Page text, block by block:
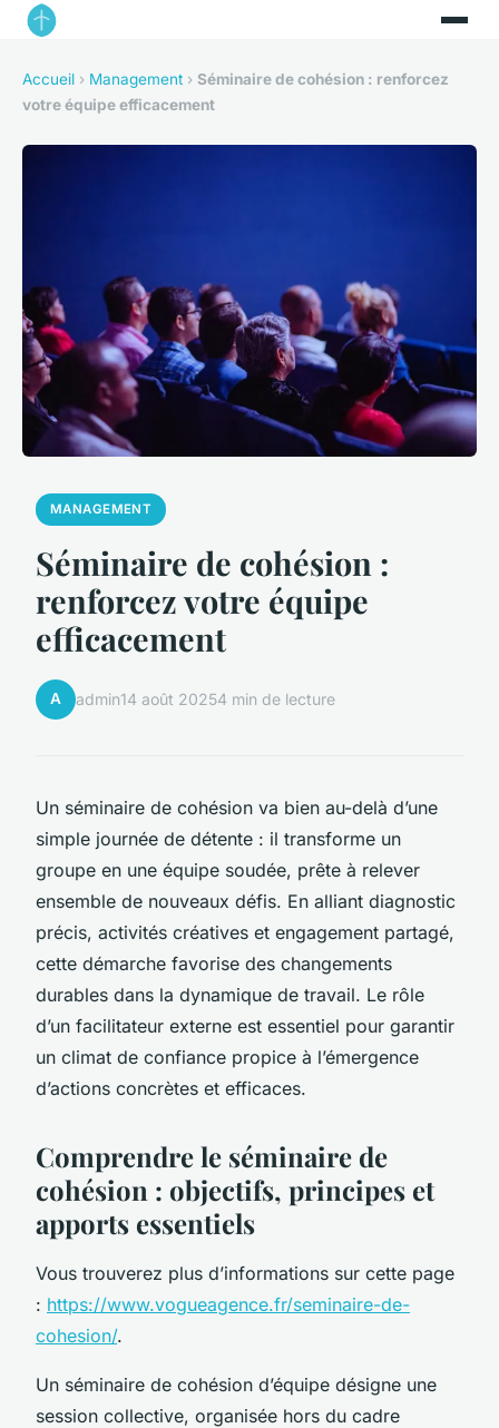
Accueil › Management › Séminaire de cohésion : renforcez
votre équipe efficacement
MANAGEMENT
Séminaire de cohésion :
renforcez votre équipe
efficacement
A admin14 août 20254 min de lecture
Un séminaire de cohésion va bien au-delà d’une
simple journée de détente : il transforme un
groupe en une équipe soudée, prête à relever
ensemble de nouveaux défis. En alliant diagnostic
précis, activités créatives et engagement partagé,
cette démarche favorise des changements
durables dans la dynamique de travail. Le rôle
d’un facilitateur externe est essentiel pour garantir
un climat de confiance propice à l’émergence
d’actions concrètes et efficaces.
Comprendre le séminaire de
cohésion : objectifs, principes et
apports essentiels
Vous trouverez plus d’informations sur cette page
: https://www.vogueagence.fr/seminaire-de-
cohesion/.
Un séminaire de cohésion d’équipe désigne une
session collective, organisée hors du cadre